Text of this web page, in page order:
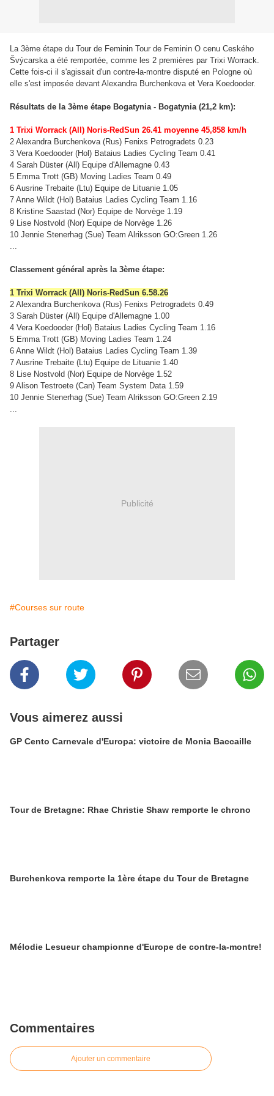
La 3ème étape du Tour de Feminin Tour de Feminin O cenu Ceského
Švýcarska a été remportée, comme les 2 premières par Trixi Worrack.
Cette fois-ci il s'agissait d'un contre-la-montre disputé en Pologne où
elle s'est imposée devant Alexandra Burchenkova et Vera Koedooder.
Résultats de la 3ème étape Bogatynia - Bogatynia (21,2 km):
1 Trixi Worrack (All) Noris-RedSun 26.41 moyenne 45,858 km/h
2 Alexandra Burchenkova (Rus) Fenixs Petrogradets 0.23
3 Vera Koedooder (Hol) Bataius Ladies Cycling Team 0.41
4 Sarah Düster (All) Equipe d'Allemagne 0.43
5 Emma Trott (GB) Moving Ladies Team 0.49
6 Ausrine Trebaite (Ltu) Equipe de Lituanie 1.05
7 Anne Wildt (Hol) Bataius Ladies Cycling Team 1.16
8 Kristine Saastad (Nor) Equipe de Norvège 1.19
9 Lise Nostvold (Nor) Equipe de Norvège 1.26
10 Jennie Stenerhag (Sue) Team Alriksson GO:Green 1.26
...
Classement général après la 3ème étape:
1 Trixi Worrack (All) Noris-RedSun 6.58.26
2 Alexandra Burchenkova (Rus) Fenixs Petrogradets 0.49
3 Sarah Düster (All) Equipe d'Allemagne 1.00
4 Vera Koedooder (Hol) Bataius Ladies Cycling Team 1.16
5 Emma Trott (GB) Moving Ladies Team 1.24
6 Anne Wildt (Hol) Bataius Ladies Cycling Team 1.39
7 Ausrine Trebaite (Ltu) Equipe de Lituanie 1.40
8 Lise Nostvold (Nor) Equipe de Norvège 1.52
9 Alison Testroete (Can) Team System Data 1.59
10 Jennie Stenerhag (Sue) Team Alriksson GO:Green 2.19
...
Publicité
#Courses sur route
Partager
Vous aimerez aussi
GP Cento Carnevale d'Europa: victoire de Monia Baccaille
Tour de Bretagne: Rhae Christie Shaw remporte le chrono
Burchenkova remporte la 1ère étape du Tour de Bretagne
Mélodie Lesueur championne d'Europe de contre-la-montre!
Commentaires
Ajouter un commentaire